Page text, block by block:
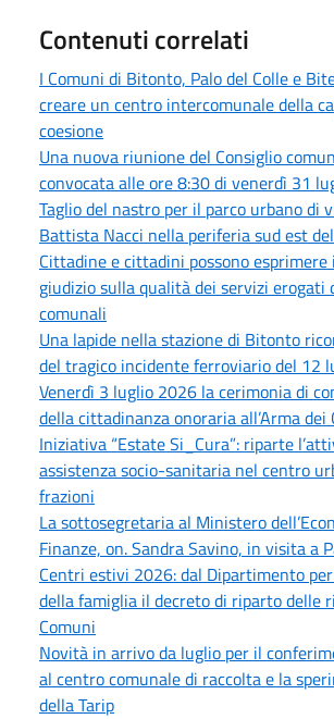
Contenuti correlati
I Comuni di Bitonto, Palo del Colle e
creare un centro intercomunale della
coesione
Una nuova riunione del Consiglio
convocata alle ore 8:30 di venerdì 31
Taglio del nastro per il parco urbano di
Battista Nacci nella periferia sud est
Cittadine e cittadini possono
giudizio sulla qualità dei servizi erogati
comunali
Una lapide nella stazione di Bitonto
del tragico incidente ferroviario del 12
Venerdì 3 luglio 2026 la cerimonia di
della cittadinanza onoraria all’Arma dei
Iniziativa “Estate Si_Cura”: riparte
assistenza socio-sanitaria nel centro
frazioni
La sottosegretaria al Ministero
Finanze, on. Sandra Savino, in visita a
Centri estivi 2026: dal Dipartimento
della famiglia il decreto di riparto delle
Comuni
Novità in arrivo da luglio per il
al centro comunale di raccolta e la
della Tarip